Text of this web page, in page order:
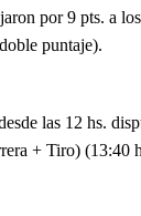
por 9 pts. a
puntaje).
las 12 hs.
+ Tiro) (13:40